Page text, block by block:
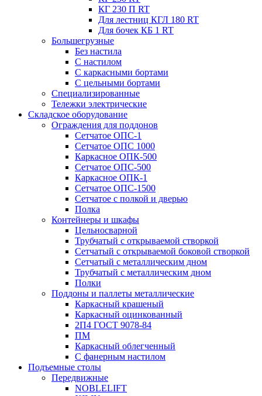
КГ 230 П RT
Для лестниц КГЛ 180 RT
Для бочек КБ 1 RT
Большегрузные
Без настила
С настилом
С каркасными бортами
С цельными бортами
Специализированные
Тележки электрические
Складское оборудование
Ограждения для поддонов
Сетчатое ОПС-1
Сетчатое ОПС 1000
Каркасное ОПК-500
Сетчатое ОПС-500
Каркасное ОПК-1
Сетчатое ОПС-1500
Сетчатое с полкой и дверью
Полка
Контейнеры и шкафы
Цельносварной
Трубчатый с открываемой створкой
Сетчатый с открываемой боковой створкой
Сетчатый с металлическим дном
Трубчатый с металлическим дном
Полки
Поддоны и паллеты металлические
Каркасный крашеный
Каркасный оцинкованный
2П4 ГОСТ 9078-84
ПМ
Каркасный облегченный
С фанерным настилом
Подъемные столы
Передвижные
NOBLELIFT